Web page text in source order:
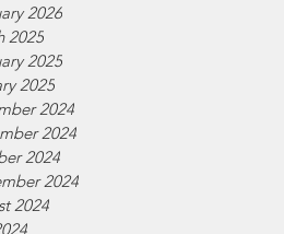
2026
2025
2025
2025
2024
2024
2024
2024
2024